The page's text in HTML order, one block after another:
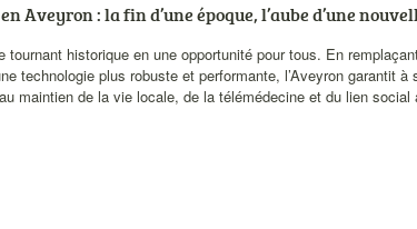
Aveyron : la fin d’une époque, l’aube d’une
tournant historique en une opportunité pour tous. En
technologie plus robuste et performante, l’Aveyron garantit à
maintien de la vie locale, de la télémédecine et du lien social